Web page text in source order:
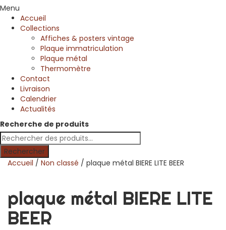
Menu
Accueil
Collections
Affiches & posters vintage
Plaque immatriculation
Plaque métal
Thermomètre
Contact
Livraison
Calendrier
Actualités
Recherche de produits
Rechercher
Accueil / Non classé / plaque métal BIERE LITE BEER
plaque métal BIERE LITE
BEER